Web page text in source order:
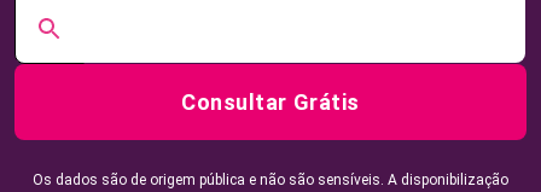
Consultar Grátis
Os dados são de origem pública e não são sensíveis. A disponibilização